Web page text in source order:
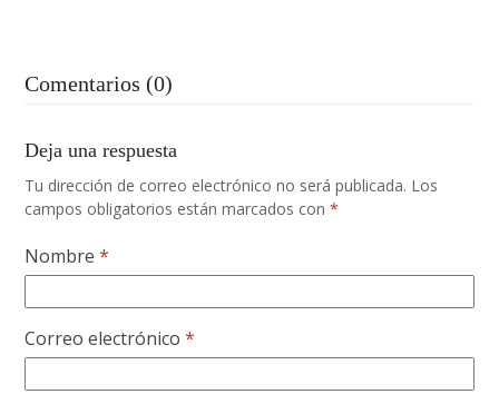
Comentarios (0)
Deja una respuesta
Tu dirección de correo electrónico no será publicada. Los
campos obligatorios están marcados con*
Nombre*
Correo electrónico*